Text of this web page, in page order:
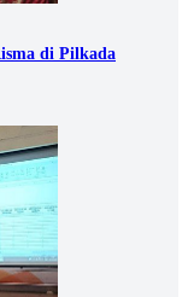
di Pilkada